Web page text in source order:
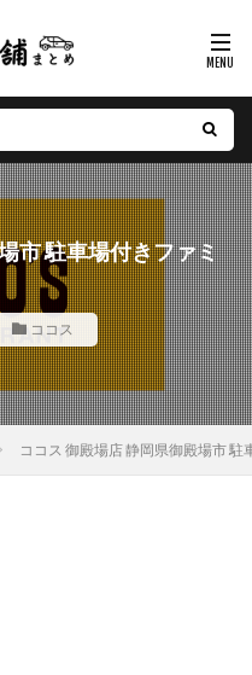
市 駐車場付きファミ
ココス
ココス 御殿場店 静岡県御殿場市 駐
宮城県
秋田県
栃木県
群馬県
神奈川県
新潟県
石川県
福井県
三重県
滋賀県
奈良県
和歌山県
広島県
山口県
高知県
福岡県
大分県
宮崎県